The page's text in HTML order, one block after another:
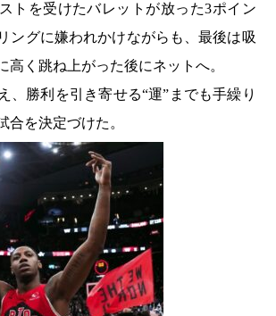
トを受けたバレットが放った3ポイン
ングに嫌われかけながらも、最後は吸
高く跳ね上がった後にネットへ。
、勝利を引き寄せる“運”までも手繰り
合を決定づけた。